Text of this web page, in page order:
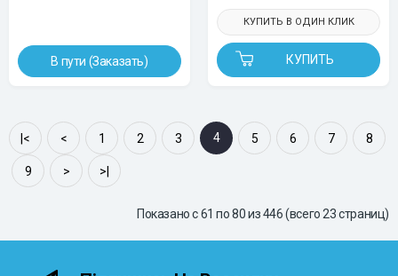
В пути (Заказать) КУПИТЬ
КУПИТЬ В ОДИН КЛИК
|< < 1 2 3 4 5 6 7 8
9 > >|
Показано с 61 по 80 из 446 (всего 23 страниц)